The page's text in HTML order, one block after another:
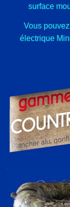
surface
Vous
électrique